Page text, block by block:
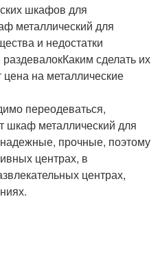
шкафов для
металлический для
и недостатки
сделать их
на металлические
переодеваться,
шкаф металлический для
прочные, поэтому
центрах, в
центрах,